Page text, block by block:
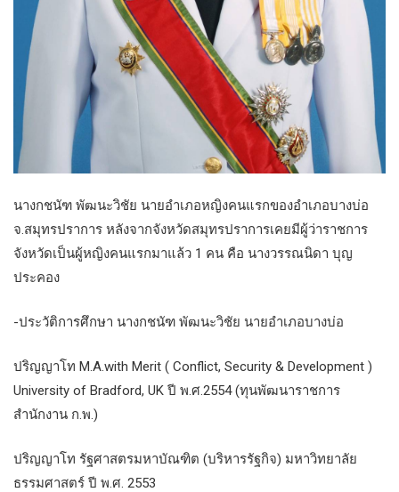
นางกชนัฑ พัฒนะวิชัย นายอำเภอหญิงคนแรกของอำเภอบางบ่อ
จ.สมุทรปราการ หลังจากจังหวัดสมุทรปราการเคยมีผู้ว่าราชการ
จังหวัดเป็นผู้หญิงคนแรกมาแล้ว 1 คน คือ นางวรรณนิดา บุญ
ประคอง
-ประวัติการศึกษา นางกชนัฑ พัฒนะวิชัย นายอำเภอบางบ่อ
ปริญญาโท M.A.with Merit ( Conflict, Security & Development )
University of Bradford, UK ปี พ.ศ.2554 (ทุนพัฒนาราชการ
สำนักงาน ก.พ.)
ปริญญาโท รัฐศาสตรมหาบัณฑิต (บริหารรัฐกิจ) มหาวิทยาลัย
ธรรมศาสตร์ ปี พ.ศ. 2553